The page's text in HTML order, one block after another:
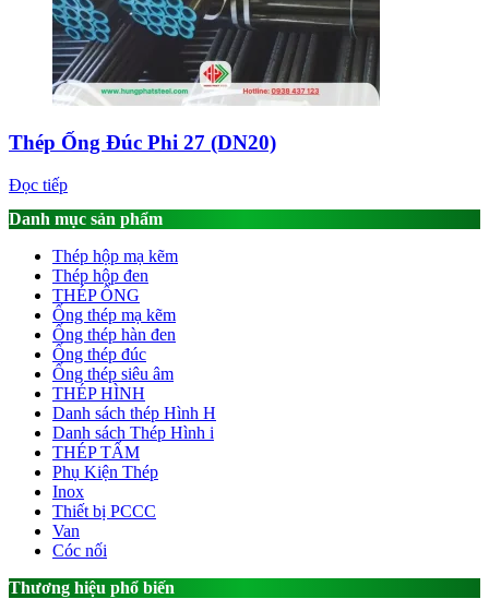
Thép Ống Đúc Phi 27 (DN20)
Đọc tiếp
Danh mục sản phẩm
Thép hộp mạ kẽm
Thép hộp đen
THÉP ỐNG
Ống thép mạ kẽm
Ống thép hàn đen
Ống thép đúc
Ống thép siêu âm
THÉP HÌNH
Danh sách thép Hình H
Danh sách Thép Hình i
THÉP TẤM
Phụ Kiện Thép
Inox
Thiết bị PCCC
Van
Cóc nối
Thương hiệu phổ biến